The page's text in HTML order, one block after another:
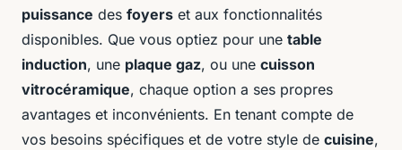
puissance des foyers et aux fonctionnalités
disponibles. Que vous optiez pour une table
induction, une plaque gaz, ou une cuisson
vitrocéramique, chaque option a ses propres
avantages et inconvénients. En tenant compte de
vos besoins spécifiques et de votre style de cuisine,